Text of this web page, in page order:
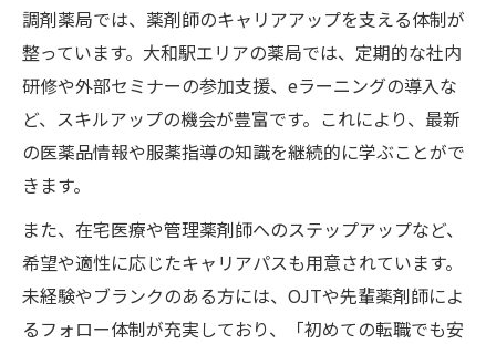
調剤薬局では、薬剤師のキャリアアップを支える体制が
整っています。大和駅エリアの薬局では、定期的な社内
研修や外部セミナーの参加支援、eラーニングの導入な
ど、スキルアップの機会が豊富です。これにより、最新
の医薬品情報や服薬指導の知識を継続的に学ぶことがで
きます。
また、在宅医療や管理薬剤師へのステップアップなど、
希望や適性に応じたキャリアパスも用意されています。
未経験やブランクのある方には、OJTや先輩薬剤師によ
るフォロー体制が充実しており、「初めての転職でも安